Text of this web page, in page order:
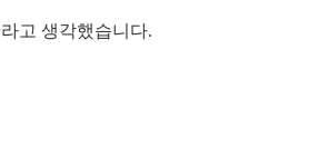
고 생각했습니다.